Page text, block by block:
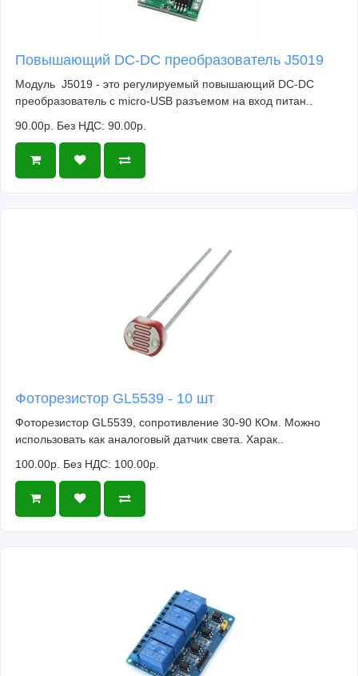
Повышающий DC-DC преобразователь J5019
Модуль J5019 - это регулируемый повышающий DC-DC
преобразователь c micro-USB разъемом на вход питан..
90.00р. Без НДС: 90.00р.
Фоторезистор GL5539 - 10 шт
Фоторезистор GL5539, сопротивление 30-90 КОм. Можно
использовать как аналоговый датчик света. Харак..
100.00р. Без НДС: 100.00р.